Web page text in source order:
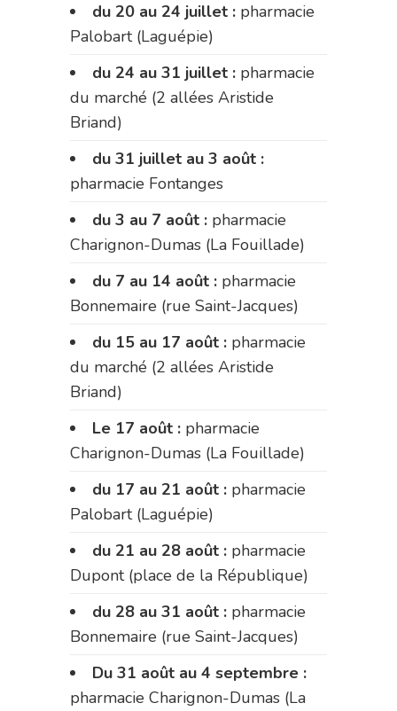
du 20 au 24 juillet : pharmacie
Palobart (Laguépie)
du 24 au 31 juillet : pharmacie
du marché (2 allées Aristide
Briand)
du 31 juillet au 3 août :
pharmacie Fontanges
du 3 au 7 août : pharmacie
Charignon-Dumas (La Fouillade)
du 7 au 14 août : pharmacie
Bonnemaire (rue Saint-Jacques)
du 15 au 17 août : pharmacie
du marché (2 allées Aristide
Briand)
Le 17 août : pharmacie
Charignon-Dumas (La Fouillade)
du 17 au 21 août : pharmacie
Palobart (Laguépie)
du 21 au 28 août : pharmacie
Dupont (place de la République)
du 28 au 31 août : pharmacie
Bonnemaire (rue Saint-Jacques)
Du 31 août au 4 septembre :
pharmacie Charignon-Dumas (La